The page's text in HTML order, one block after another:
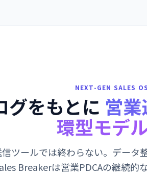
NEXT-GEN SALES OS
グをもとに 営
環型モデル
ツールでは終わらない。データ
Breakerは営業PDCAの継続的